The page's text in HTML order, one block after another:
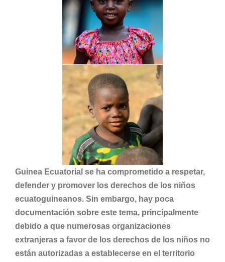
Guinea Ecuatorial se ha comprometido a respetar,
defender y promover los derechos de los niños
ecuatoguineanos. Sin embargo, hay poca
documentación sobre este tema, principalmente
debido a que numerosas organizaciones
extranjeras a favor de los derechos de los niños no
están autorizadas a establecerse en el territorio